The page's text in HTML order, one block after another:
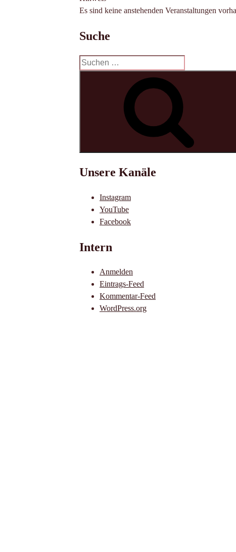
Es sind keine anstehenden Veranstaltungen
Suche
Suchen
nach:
Unsere Kanäle
Instagram
YouTube
Facebook
Intern
Anmelden
Eintrags-Feed
Kommentar-Feed
WordPress.org